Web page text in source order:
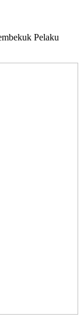
Pelaku